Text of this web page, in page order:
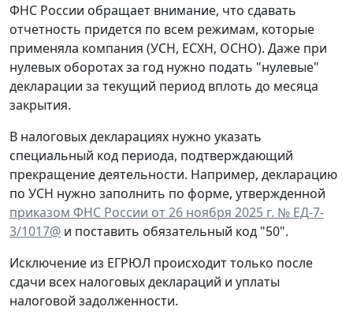
ФНС России обращает внимание, что сдавать
отчетность придется по всем режимам, которые
применяла компания (УСН, ЕСХН, ОСНО). Даже при
нулевых оборотах за год нужно подать "нулевые"
декларации за текущий период вплоть до месяца
закрытия.
В налоговых декларациях нужно указать
специальный код периода, подтверждающий
прекращение деятельности. Например, декларацию
по УСН нужно заполнить по форме, утвержденной
приказом ФНС России от 26 ноября 2025 г. № ЕД-7-
3/1017@ и поставить обязательный код "50".
Исключение из ЕГРЮЛ происходит только после
сдачи всех налоговых деклараций и уплаты
налоговой задолженности.